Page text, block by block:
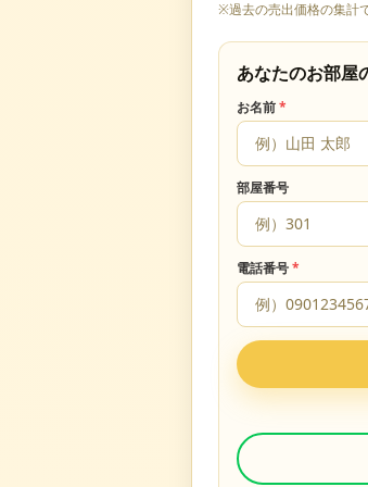
※過去の売出価格の集計
あなたのお部屋
お名前*
部屋番号
電話番号*